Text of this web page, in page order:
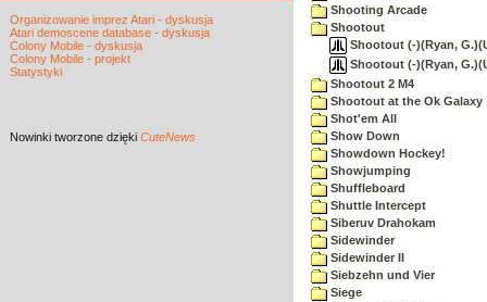
Organizowanie imprez Atari - dyskusja
Atari demoscene database - dyskusja
Colony Mobile - dyskusja
Colony Mobile - projekt
Statystyki
Nowinki tworzone dzięki CuteNews
Shooting Arcade
Shootout
Shootout (-)(Ryan,
Shootout (-)(Ryan,
Shootout 2 M4
Shootout at the Ok Galaxy
Shot'em All
Show Down
Showdown Hockey!
Showjumping
Shuffleboard
Shuttle Intercept
Siberuv Drahokam
Sidewinder
Sidewinder II
Siebzehn und Vier
Siege